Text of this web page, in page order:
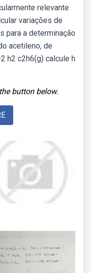
relevante
variações de
para a determinação
acetileno, de
h2 c2h6(g) calcule h
button below.